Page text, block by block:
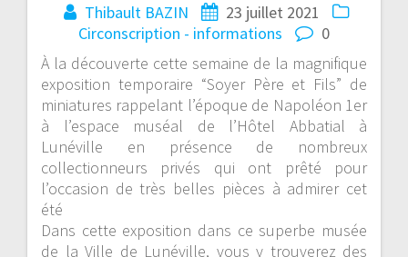
Thibault BAZIN
23 juillet 2021
Circonscription - informations
0
À la découverte cette semaine de la magnifique
exposition temporaire “Soyer Père et Fils” de
miniatures rappelant l’époque de Napoléon 1er
à l’espace muséal de l’Hôtel Abbatial à
Lunéville en présence de nombreux
collectionneurs privés qui ont prêté pour
l’occasion de très belles pièces à admirer cet
été
Dans cette exposition dans ce superbe musée
de la Ville de Lunéville, vous y trouverez des